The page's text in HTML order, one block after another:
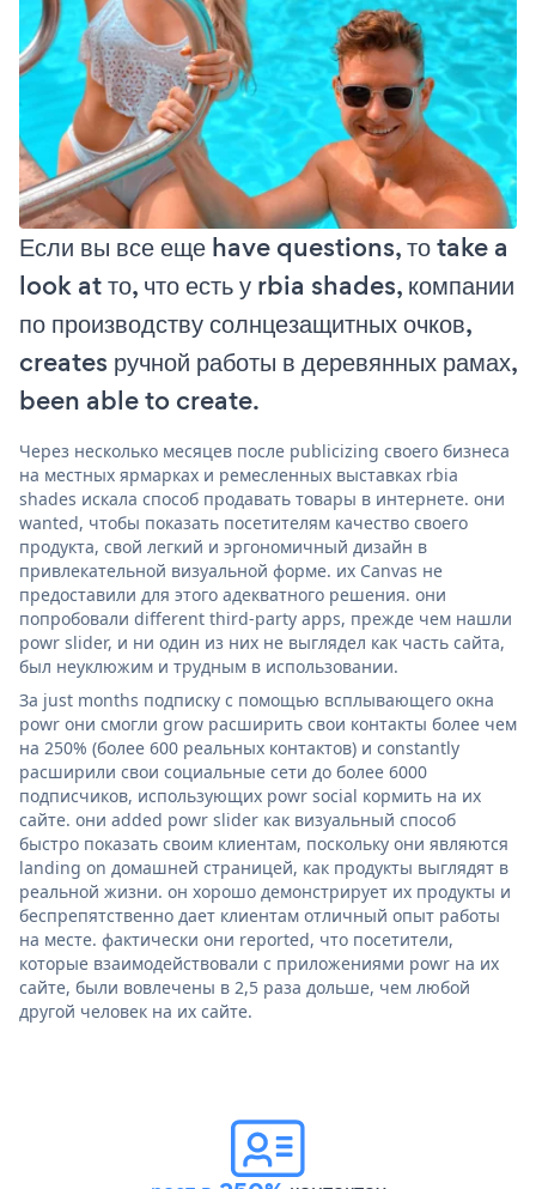
Если вы все еще have questions, то take a
look at то, что есть у rbia shades, компании
по производству солнцезащитных очков,
creates ручной работы в деревянных рамах,
been able to create.
Через несколько месяцев после publicizing своего бизнеса
на местных ярмарках и ремесленных выставках rbia
shades искала способ продавать товары в интернете. они
wanted, чтобы показать посетителям качество своего
продукта, свой легкий и эргономичный дизайн в
привлекательной визуальной форме. их Canvas не
предоставили для этого адекватного решения. они
попробовали different third-party apps, прежде чем нашли
powr slider, и ни один из них не выглядел как часть сайта,
был неуклюжим и трудным в использовании.
За just months подписку с помощью всплывающего окна
powr они смогли grow расширить свои контакты более чем
на 250% (более 600 реальных контактов) и constantly
расширили свои социальные сети до более 6000
подписчиков, использующих powr social кормить на их
сайте. они added powr slider как визуальный способ
быстро показать своим клиентам, поскольку они являются
landing on домашней страницей, как продукты выглядят в
реальной жизни. он хорошо демонстрирует их продукты и
беспрепятственно дает клиентам отличный опыт работы
на месте. фактически они reported, что посетители,
которые взаимодействовали с приложениями powr на их
сайте, были вовлечены в 2,5 раза дольше, чем любой
другой человек на их сайте.